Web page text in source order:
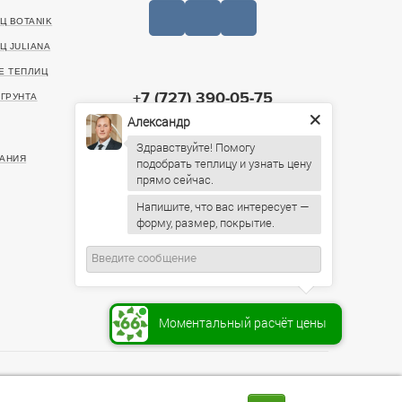
BOTANIK
JULIANA
ТЕПЛИЦ
+7 (727) 390-05-75
20499, г. Алматы, Санаторная улица, 46
ИНН: 221140022903
Пн-Пт: 09:00 – 19:00,
Сб: 10:00 – 16:00, Вс: По
предварительному согласованию
Моментальный расчёт цены
Александр
Здравствуйте! Помогу
подобрать теплицу и узнать цену
Напишите, что вас интересует —
форму, размер, покрытие.